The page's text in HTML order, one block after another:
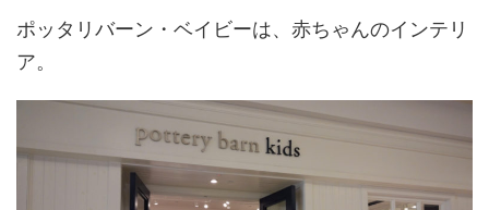
ポッタリバーン・ベイビーは、赤ちゃんのインテリ
ア。